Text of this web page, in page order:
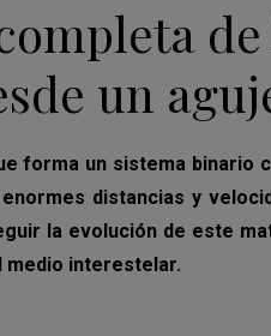
un
forma un sistema binario
distancias y
la evolución de este
medio interestelar.